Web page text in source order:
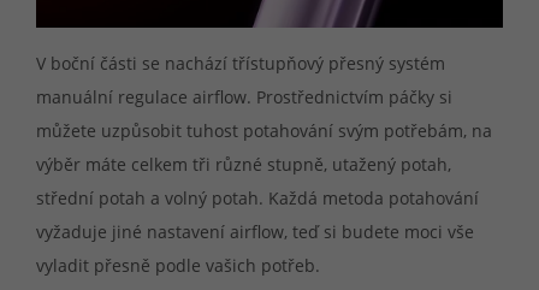
V boční části se nachází třístupňový přesný systém
manuální regulace airflow. Prostřednictvím páčky si
můžete uzpůsobit tuhost potahování svým potřebám, na
výběr máte celkem tři různé stupně, utažený potah,
střední potah a volný potah. Každá metoda potahování
vyžaduje jiné nastavení airflow, teď si budete moci vše
vyladit přesně podle vašich potřeb.